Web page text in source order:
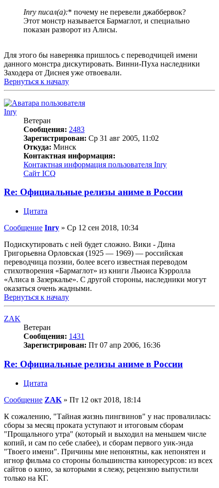
Inry писал(а):* почему не перевели джаббервок?
Этот монстр называется Бармаглот, и специально
показан разворот из Алисы.
Для этого бы наверняка пришлось с переводчицей имени
данного монстра дискутировать. Винни-Пуха наследники
Заходера от Диснея уже отвоевали.
Вернуться к началу
Inry
Ветеран
Сообщения: 2483
Зарегистрирован: Ср 31 авг 2005, 11:02
Откуда: Минск
Контактная информация:
Контактная информация пользователя Inry
Сайт ICQ
Re: Официальные релизы аниме в России
Цитата
Сообщение Inry » Ср 12 сен 2018, 10:34
Подискутировать с ней будет сложно. Вики - Дина
Григорьевна Орловская (1925 — 1969) — российская
переводчица поэзии, более всего известная переводом
стихотворения «Бармаглот» из книги Льюиса Кэрролла
«Алиса в Зазеркалье». С другой стороны, наследники могут
оказаться очень жадными.
Вернуться к началу
ZAK
Ветеран
Сообщения: 1431
Зарегистрирован: Пт 07 апр 2006, 16:36
Re: Официальные релизы аниме в России
Цитата
Сообщение ZAK » Пт 12 окт 2018, 18:14
К сожалению, "Тайная жизнь пингвинов" у нас провалилась:
сборы за месяц проката уступают и итоговым сборам
"Прощального утра" (который и выходил на меньшем числе
копий, и сам по себе слабее), и сборам первого уик-энда
"Твоего имени". Причины мне непонятны, как непонятен и
игнор фильма со стороны большинства киноресурсов: из всех
сайтов о кино, за которыми я слежу, рецензию выпустили
только на КГ.